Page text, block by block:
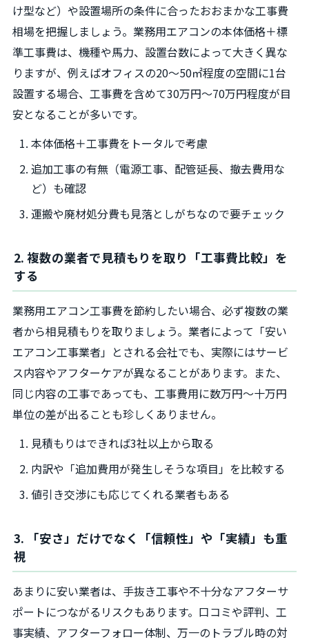
け型など）や設置場所の条件に合ったおおまかな工事費
相場を把握しましょう。業務用エアコンの本体価格＋標
準工事費は、機種や馬力、設置台数によって大きく異な
りますが、例えばオフィスの20～50㎡程度の空間に1台
設置する場合、工事費を含めて30万円～70万円程度が目
安となることが多いです。
本体価格＋工事費をトータルで考慮
追加工事の有無（電源工事、配管延長、撤去費用な
ど）も確認
運搬や廃材処分費も見落としがちなので要チェック
2. 複数の業者で見積もりを取り「工事費比較」を
する
業務用エアコン工事費を節約したい場合、必ず複数の業
者から相見積もりを取りましょう。業者によって「安い
エアコン工事業者」とされる会社でも、実際にはサービ
ス内容やアフターケアが異なることがあります。また、
同じ内容の工事であっても、工事費用に数万円～十万円
単位の差が出ることも珍しくありません。
見積もりはできれば3社以上から取る
内訳や「追加費用が発生しそうな項目」を比較する
値引き交渉にも応じてくれる業者もある
3. 「安さ」だけでなく「信頼性」や「実績」も重
視
あまりに安い業者は、手抜き工事や不十分なアフターサ
ポートにつながるリスクもあります。口コミや評判、工
事実績、アフターフォロー体制、万一のトラブル時の対